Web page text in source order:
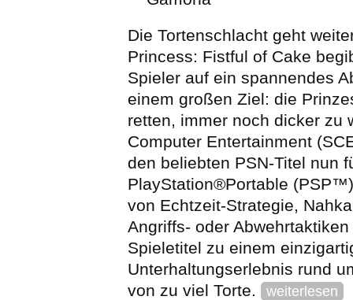
Die Tortenschlacht geht
Princess: Fistful of Cake
Spieler auf ein spannendes
einem großen Ziel: die
retten, immer noch dicker zu
Computer Entertainment
den beliebten PSN-Titel nun
PlayStation®Portable
von Echtzeit-Strategie,
Angriffs- oder
Spieletitel zu einem
Unterhaltungserlebnis rund
von zu viel Torte.
weiterlesen